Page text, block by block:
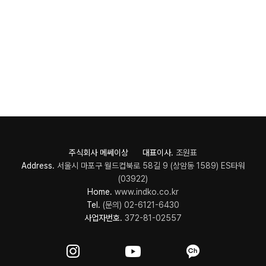
주식회사 메쎄이상 대표이사. 조원표
Address. 서울시 마포구 월드컵북로 58길 9 (상암동 1589) ES타워
(03922)
Home. www.indko.co.kr
Tel. (문의) 02-6121-6430
사업자번호. 372-81-02557